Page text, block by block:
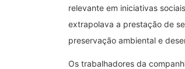
relevante em iniciativas
extrapolava a prestação de
preservação ambiental e
Os trabalhadores da